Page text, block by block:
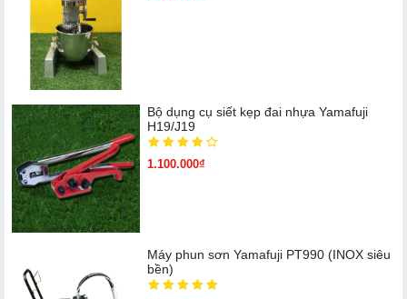
Bộ dụng cụ siết kẹp đai nhựa Yamafuji
H19/J19
1.100.000₫
Máy phun sơn Yamafuji PT990 (INOX siêu
bền)